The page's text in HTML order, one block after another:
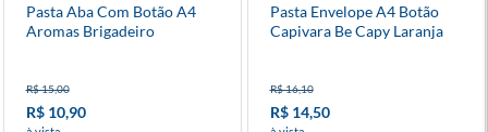
Pasta Aba Com Botão A4
Aromas Brigadeiro
R$ 15,00
R$ 10,90
Pasta Envelope A4 Botão
Capivara Be Capy Laranja
R$ 16,10
R$ 14,50